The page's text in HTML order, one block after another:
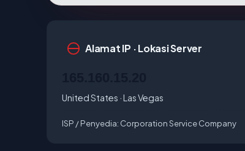
Alamat IP · Lokasi Server
United States · Las Vegas
ISP / Penyedia: Corporation Service Company